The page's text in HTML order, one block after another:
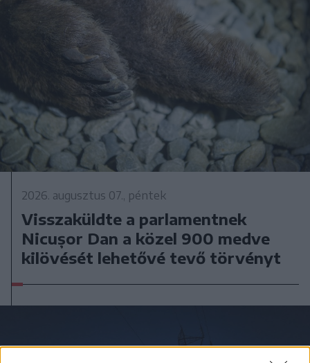
2026. augusztus 07., péntek
Visszaküldte a parlamentnek
Nicușor Dan a közel 900 medve
kilövését lehetővé tevő törvényt